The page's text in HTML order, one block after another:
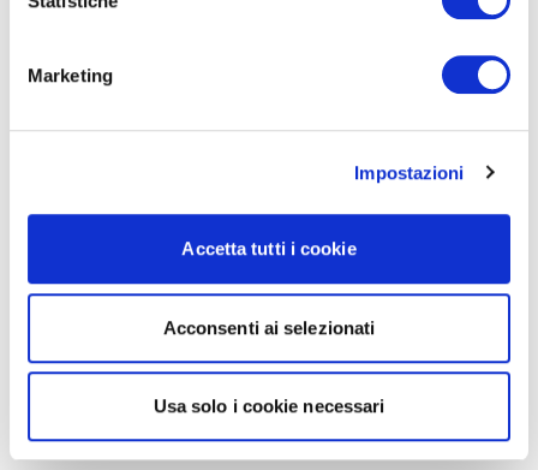
Marketing
Impostazioni
Accetta tutti i cookie
Acconsenti ai selezionati
Usa solo i cookie necessari